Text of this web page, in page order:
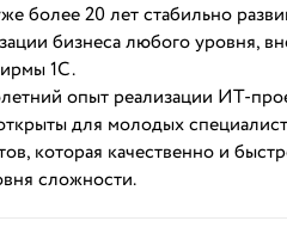
более 20 лет стабильно
бизнеса любого уровня,
1С.
опыт реализации ИТ-
для молодых
которая качественно и
сложности.